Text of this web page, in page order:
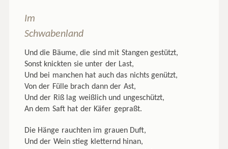
Im
Schwabenland
Und die Bäume, die sind mit Stangen gestützt,
Sonst knickten sie unter der Last,
Und bei manchen hat auch das nichts genützt,
Von der Fülle brach dann der Ast,
Und der Riß lag weißlich und ungeschützt,
An dem Saft hat der Käfer gepraßt.
Die Hänge rauchten im grauen Duft,
Und der Wein stieg kletternd hinan,